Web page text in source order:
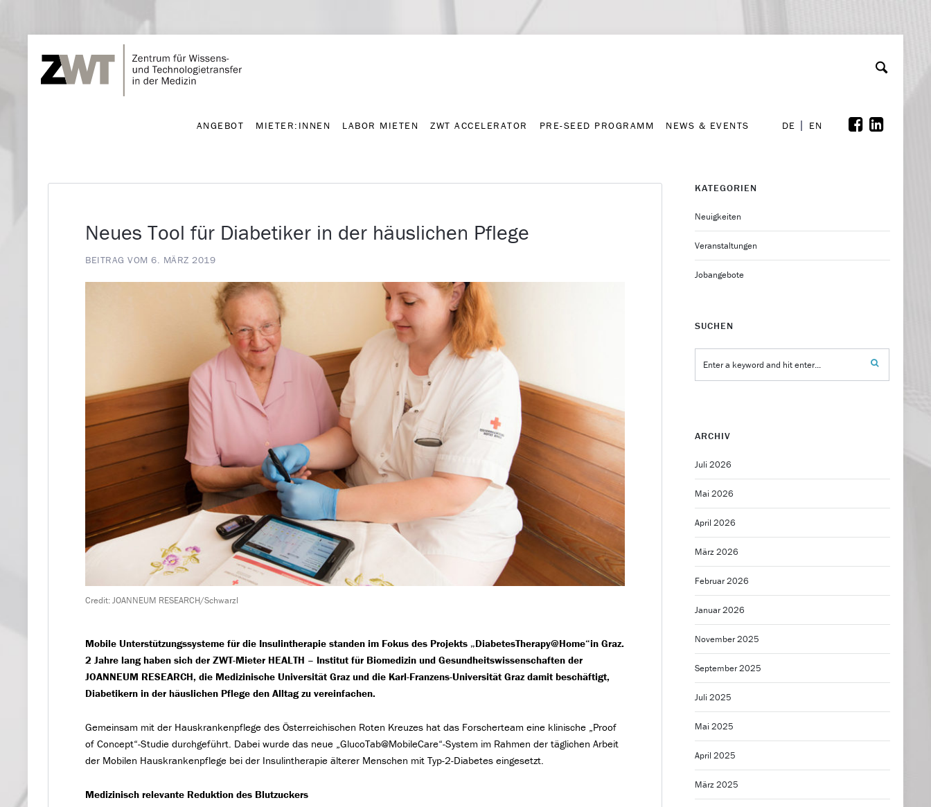
ANGEBOT
ANGEBOT MIETER:INNEN LABOR MIETEN ZWT ACCELERATOR PRE-SEED PROGRAMM NEWS & EVENTS DE EN
Neues Tool für Diabetiker in der häuslichen Pflege
BEITRAG VOM 6. MÄRZ 2019
Credit: JOANNEUM RESEARCH/Schwarzl
Mobile Unterstützungssysteme für die Insulintherapie standen im Fokus des Projekts „DiabetesTherapy@Home“in Graz.
2 Jahre lang haben sich der ZWT-Mieter HEALTH – Institut für Biomedizin und Gesundheitswissenschaften der
JOANNEUM RESEARCH, die Medizinische Universität Graz und die Karl-Franzens-Universität Graz damit beschäftigt,
Diabetikern in der häuslichen Pflege den Alltag zu vereinfachen.
Gemeinsam mit der Hauskrankenpflege des Österreichischen Roten Kreuzes hat das Forscherteam eine klinische „Proof
of Concept“-Studie durchgeführt. Dabei wurde das neue „GlucoTab@MobileCare“-System im Rahmen der täglichen Arbeit
der Mobilen Hauskrankenpflege bei der Insulintherapie älterer Menschen mit Typ-2-Diabetes eingesetzt.
Medizinisch relevante Reduktion des Blutzuckers
KATEGORIEN
Neuigkeiten
Veranstaltungen
Jobangebote
SUCHEN
ARCHIV
Juli 2026
Mai 2026
April 2026
März 2026
Februar 2026
Januar 2026
November 2025
September 2025
Juli 2025
Mai 2025
April 2025
März 2025